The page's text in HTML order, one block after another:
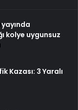
kolye uygunsuz
Kazası: 3 Yaralı